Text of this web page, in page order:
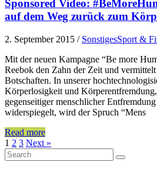
Sponsored Video:
auf dem Weg zurück zum
2. September 2015 / SonstigesSport &
Mit der neuen Kampagne “Be more
Reebok den Zahn der Zeit und
Botschaften. In unserer
Körperlosigkeit und
gegenseitiger menschlicher
widerspiegelt, wird der Spruch “Mens
Read more
1 2 3 Next »